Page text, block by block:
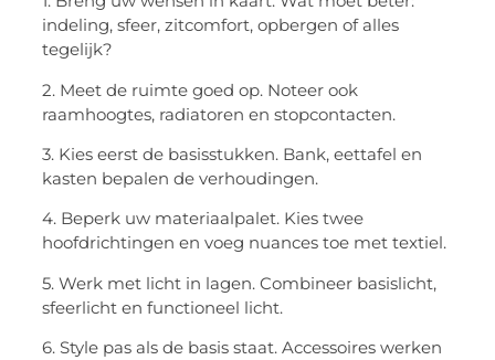
indeling, sfeer, zitcomfort, opbergen of alles
tegelijk?
2. Meet de ruimte goed op. Noteer ook
raamhoogtes, radiatoren en stopcontacten.
3. Kies eerst de basisstukken. Bank, eettafel en
kasten bepalen de verhoudingen.
4. Beperk uw materiaalpalet. Kies twee
hoofdrichtingen en voeg nuances toe met textiel.
5. Werk met licht in lagen. Combineer basislicht,
sfeerlicht en functioneel licht.
6. Style pas als de basis staat. Accessoires werken